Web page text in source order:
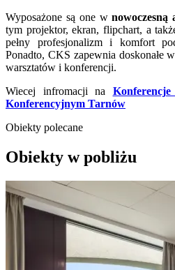
Wyposażone są one w
tym projektor, ekran, flipchart, a
pełny profesjonalizm i komfort
Ponadto, CKS zapewnia doskonałe
warsztatów i konferencji.
Wiecej infromacji na
Konferencyjnym Tarnów
Obiekty polecane
Obiekty w pobliżu